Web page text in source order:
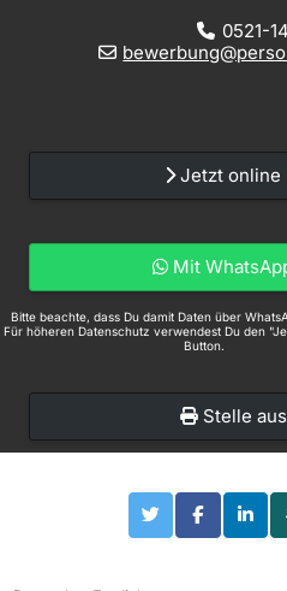
0521-
Jetzt online
Mit
Bitte beachte, dass Du damit Daten über
Für höheren Datenschutz verwendest Du den
Button.
Stelle